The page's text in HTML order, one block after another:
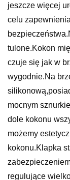
jeszcze więcej
celu
tulone.Kokon
czuje się jak w
wygodnie.Na
mocnym
dole kokonu
możemy
kokonu.Klapka
regulujące